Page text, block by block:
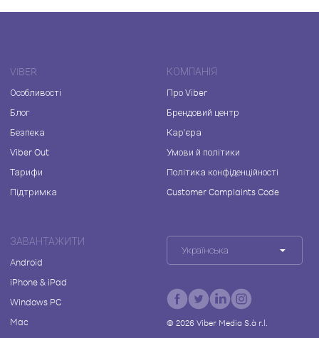
VIBER
Особливості
Блог
Безпека
Viber Out
Тарифи
Підтримка
КОМПАНІЯ
Про Viber
Брендовий центр
Кар'єра
Умови й політики
Політика конфіденційності
Customer Complaints Code
ЗАВАНТАЖИТИ
Android
iPhone & iPad
Windows PC
Mac
Українська
© 2026Viber Media S.à r.l.